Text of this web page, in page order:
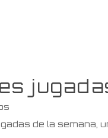
de la semana ,